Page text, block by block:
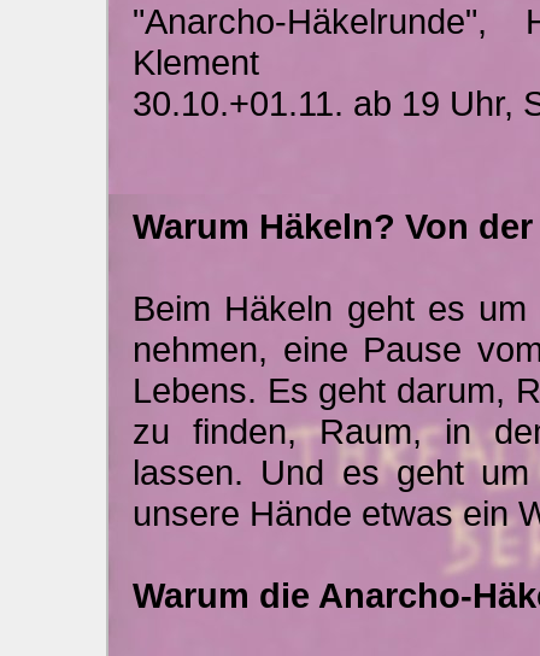
"Anarcho-
Klement
30.10.+01.11. ab 19 Uhr,
Warum Häkeln? Von
Beim Häkeln geht es
nehmen, eine Pause
Lebens. Es geht darum,
zu finden, Raum, in
lassen. Und es geht
unsere Hände etwas ein
Warum die Anarcho-